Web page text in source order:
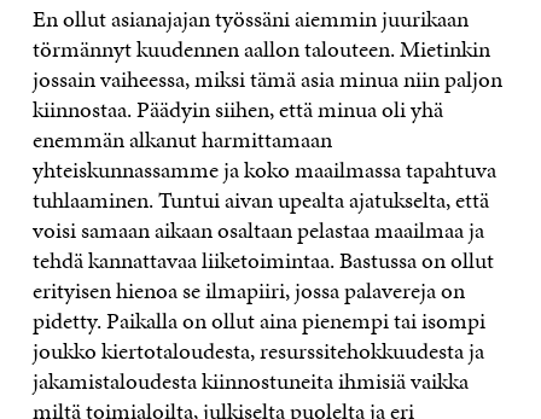
En ollut asianajajan työssäni aiemmin juurikaan
törmännyt kuudennen aallon talouteen. Mietinkin
jossain vaiheessa, miksi tämä asia minua niin paljon
kiinnostaa. Päädyin siihen, että minua oli yhä
enemmän alkanut harmittamaan
yhteiskunnassamme ja koko maailmassa tapahtuva
tuhlaaminen. Tuntui aivan upealta ajatukselta, että
voisi samaan aikaan osaltaan pelastaa maailmaa ja
tehdä kannattavaa liiketoimintaa. Bastussa on ollut
erityisen hienoa se ilmapiiri, jossa palavereja on
pidetty. Paikalla on ollut aina pienempi tai isompi
joukko kiertotaloudesta, resurssitehokkuudesta ja
jakamistaloudesta kiinnostuneita ihmisiä vaikka
miltä toimialoilta, julkiselta puolelta ja eri